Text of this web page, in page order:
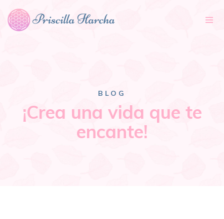
BLOG
¡Crea una vida que te
encante!